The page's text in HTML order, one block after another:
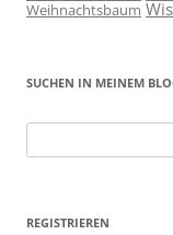
Weihnachtsbaum
SUCHEN IN MEINEM
nach:
REGISTRIEREN